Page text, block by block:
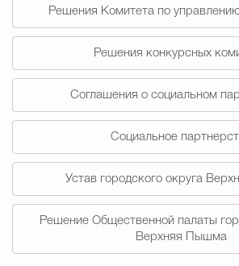
Государственные
Решения Комитета по
Решения конкурсных
Соглашения о социальном
Социальное
Устав городского округа
Решение Общественной палаты
Верхняя Пышма